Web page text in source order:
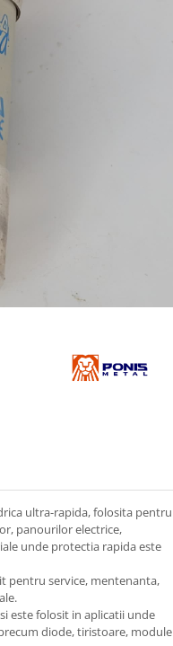
ultra-rapida, folosita pentru
panourilor electrice,
unde protectia rapida este
pentru service, mentenanta,
si este folosit in aplicatii unde
diode, tiristoare, module